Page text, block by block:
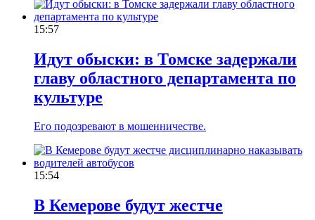
15:57
Идут обыски: в Томске задержали
главу областного департамента по
культуре
Его подозревают в мошенничестве.
15:54
В Кемерове будут жестче